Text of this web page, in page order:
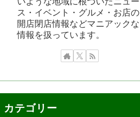
ス・イベント・グルメ・お店の
開店閉店情報などマニアックな
情報を扱っています。
カテゴリー